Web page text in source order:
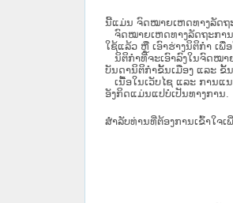
ນີ້ແມ່ນ ຈົດໝາຍເຫດທາງລັດຖ
ຈົດໝາຍເຫດທາງລັດຖະການ
ໃຊ້ແລ້ວ ຫຼື ເອົາຮ່າງນິຕິກໍາ ເ
ນິ​ຕິ​ກຳ​ທີ່​ຈະ​ເອົາ​ລົງ​ໃນ​ຈົດ​ໝາ
ບັນ​ດານິ​ຕິ​ກຳ​ຂັ້ນ​ເມືອງ ແລະ ຂັ້
ເນື້ອໃນ​ເວັບ​ໄຊ​ ແລະ ການແ
ອັງກິດແມ່ນແປບໍ່ເປັນທາງການ.
ສໍາລັບທ່ານທີ່ຕ້ອງການເຂົ້າໃຈ